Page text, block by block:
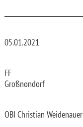
05.01.2021
FF
Großnondorf
OBI Christian Weidenauer